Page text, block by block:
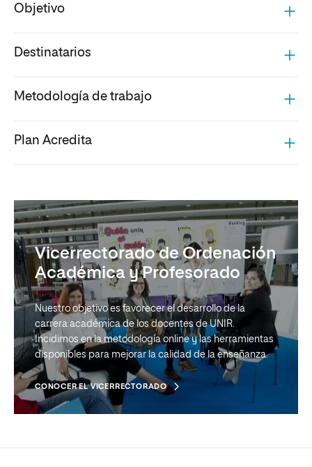
Objetivo
Destinatarios
Metodología de trabajo
Plan Acredita
Vicerrectorado de Ordenación
Académica y Profesorado
Nuestro objetivo es favorecer el desarrollo de la
carrera académica de los docentes de UNIR.
Incidimos en la metodología online y las herramientas
disponibles para mejorar la calidad de la enseñanza.
CONOCER EL VICERRECTORADO